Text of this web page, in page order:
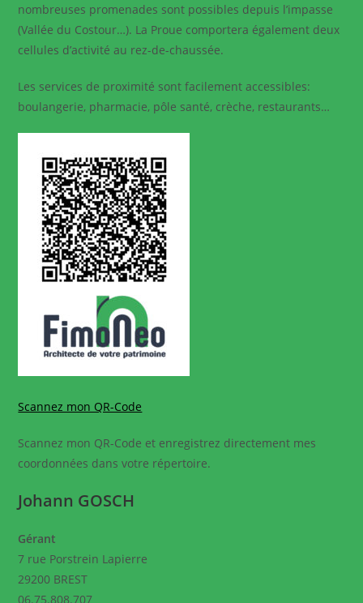
nombreuses promenades sont possibles depuis l’impasse
(Vallée du Costour…). La Proue comportera également deux
cellules d’activité au rez-de-chaussée.
Les services de proximité sont facilement accessibles:
boulangerie, pharmacie, pôle santé, crèche, restaurants…
Scannez mon QR-Code
Scannez mon QR-Code et enregistrez directement mes
coordonnées dans votre répertoire.
Johann GOSCH
Gérant
7 rue Porstrein Lapierre
29200 BREST
06.75.808.707